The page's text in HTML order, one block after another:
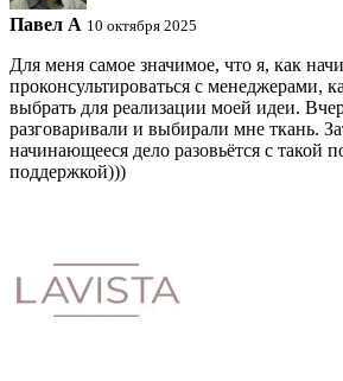
Павел A 10 октября 2025
Для меня самое значимое, что я, как
проконсультироваться с менеджерами,
выбрать для реализации моей идеи.
разговаривали и выбирали мне ткань.
начинающееся дело разовьётся с такой
поддержкой)))